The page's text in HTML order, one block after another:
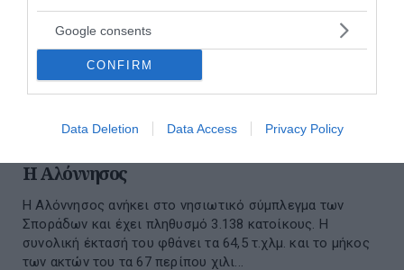
Google consents
CONFIRM
Data Deletion Data Access Privacy Policy
H Αλόννησος
Η Αλόννησος ανήκει στο νησιωτικό σύμπλεγμα των
Σποράδων και έχει πληθυσμό 3.138 κατοίκους. Η
συνολική έκτασή του φθάνει τα 64,5 τ.χλμ. και το μήκος
των ακτών του τα 67 περίπου χιλι...